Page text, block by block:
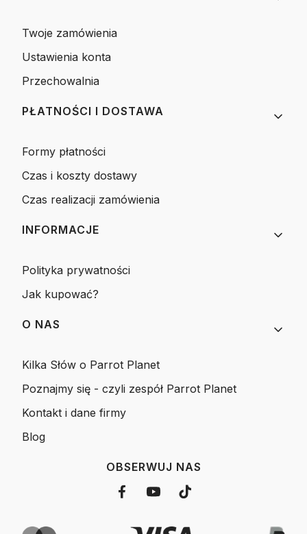
Twoje zamówienia
Ustawienia konta
Przechowalnia
PŁATNOŚCI I DOSTAWA
Formy płatności
Czas i koszty dostawy
Czas realizacji zamówienia
INFORMACJE
Polityka prywatności
Jak kupować?
O NAS
Kilka Słów o Parrot Planet
Poznajmy się - czyli zespół Parrot Planet
Kontakt i dane firmy
Blog
OBSERWUJ NAS